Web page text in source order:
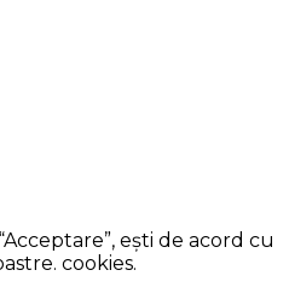
“Acceptare”, ești de acord cu
cookies.